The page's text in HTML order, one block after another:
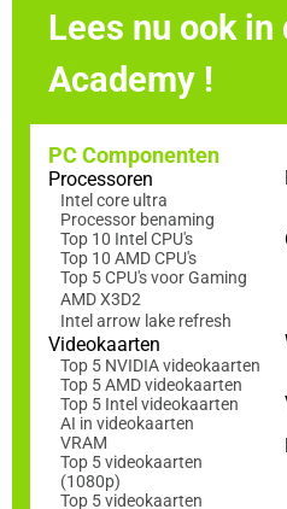
Lees nu ook in
Academy !
PC Componenten
Processoren
Intel core ultra
Processor benaming
Top 10 Intel CPU's
Top 10 AMD CPU's
Top 5 CPU's voor Gaming
AMD X3D2
Intel arrow lake refresh
Videokaarten
Top 5 NVIDIA videokaarten
Top 5 AMD videokaarten
Top 5 Intel videokaarten
AI in videokaarten
VRAM
Top 5 videokaarten
(1080p)
Top 5 videokaarten